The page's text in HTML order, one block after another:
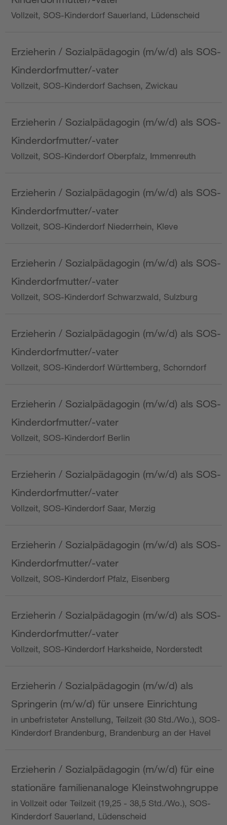
Vollzeit, SOS-Kinderdorf Sauerland, Lüdenscheid
Erzieherin / Sozialpädagogin (m/w/d) als SOS-
Kinderdorfmutter/-vater
Vollzeit, SOS-Kinderdorf Sachsen, Zwickau
Erzieherin / Sozialpädagogin (m/w/d) als SOS-
Kinderdorfmutter/-vater
Vollzeit, SOS-Kinderdorf Oberpfalz, Immenreuth
Erzieherin / Sozialpädagogin (m/w/d) als SOS-
Kinderdorfmutter/-vater
Vollzeit, SOS-Kinderdorf Niederrhein, Kleve
Erzieherin / Sozialpädagogin (m/w/d) als SOS-
Kinderdorfmutter/-vater
Vollzeit, SOS-Kinderdorf Schwarzwald, Sulzburg
Erzieherin / Sozialpädagogin (m/w/d) als SOS-
Kinderdorfmutter/-vater
Vollzeit, SOS-Kinderdorf Württemberg, Schorndorf
Erzieherin / Sozialpädagogin (m/w/d) als SOS-
Kinderdorfmutter/-vater
Vollzeit, SOS-Kinderdorf Berlin
Erzieherin / Sozialpädagogin (m/w/d) als SOS-
Kinderdorfmutter/-vater
Vollzeit, SOS-Kinderdorf Saar, Merzig
Erzieherin / Sozialpädagogin (m/w/d) als SOS-
Kinderdorfmutter/-vater
Vollzeit, SOS-Kinderdorf Pfalz, Eisenberg
Erzieherin / Sozialpädagogin (m/w/d) als SOS-
Kinderdorfmutter/-vater
Vollzeit, SOS-Kinderdorf Harksheide, Norderstedt
Erzieherin / Sozialpädagogin (m/w/d) als
Springerin (m/w/d) für unsere Einrichtung
in unbefristeter Anstellung, Teilzeit (30 Std./Wo.), SOS-
Kinderdorf Brandenburg, Brandenburg an der Havel
Erzieherin / Sozialpädagogin (m/w/d) für eine
stationäre familienanaloge Kleinstwohngruppe
in Vollzeit oder Teilzeit (19,25 - 38,5 Std./Wo.), SOS-
Kinderdorf Sauerland, Lüdenscheid